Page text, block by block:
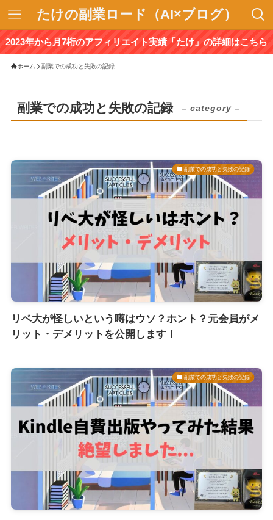
たけの副業ロード（AI×ブログ）
2023年から月7桁のアフィリエイト実績「たけ」の詳細はこちら
ホーム 副業での成功と失敗の記録
副業での成功と失敗の記録 – category –
副業での成功と失敗の記録
リベ大が怪しいという噂はウソ？ホント？元会員がメ
リット・デメリットを公開します！
副業での成功と失敗の記録